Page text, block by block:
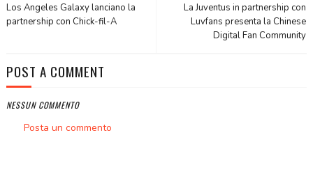
La Juventus in partnership con
Luvfans presenta la Chinese
Digital Fan Community
Los Angeles Galaxy lanciano la
partnership con Chick-fil-A
POST A COMMENT
NESSUN COMMENTO
Posta un commento